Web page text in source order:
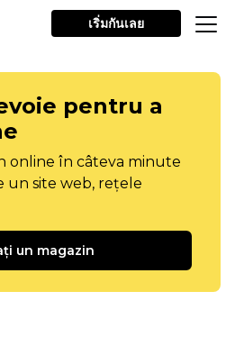
เริ่มกันเลย
pentru a
online în câteva minute
un site web, rețele
un magazin